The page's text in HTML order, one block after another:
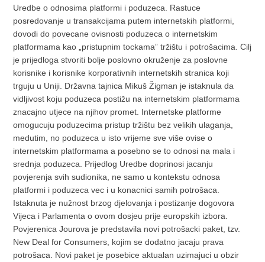
Uredbe o odnosima platformi i poduzeca. Rastuce
posredovanje u transakcijama putem internetskih platformi,
dovodi do povecane ovisnosti poduzeca o internetskim
platformama kao „pristupnim tockama” tržištu i potrošacima. Cilj
je prijedloga stvoriti bolje poslovno okruženje za poslovne
korisnike i korisnike korporativnih internetskih stranica koji
trguju u Uniji. Državna tajnica Mikuš Žigman je istaknula da
vidljivost koju poduzeca postižu na internetskim platformama
znacajno utjece na njihov promet. Internetske platforme
omogucuju poduzecima pristup tržištu bez velikih ulaganja,
medutim, no poduzeca u isto vrijeme sve više ovise o
internetskim platformama a posebno se to odnosi na mala i
srednja poduzeca. Prijedlog Uredbe doprinosi jacanju
povjerenja svih sudionika, ne samo u kontekstu odnosa
platformi i poduzeca vec i u konacnici samih potrošaca.
Istaknuta je nužnost brzog djelovanja i postizanje dogovora
Vijeca i Parlamenta o ovom dosjeu prije europskih izbora.
Povjerenica Jourova je predstavila novi potrošacki paket, tzv.
New Deal for Consumers, kojim se dodatno jacaju prava
potrošaca. Novi paket je posebice aktualan uzimajuci u obzir